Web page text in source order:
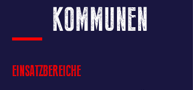
KOMMUNEN
EINSATZBEREICHE